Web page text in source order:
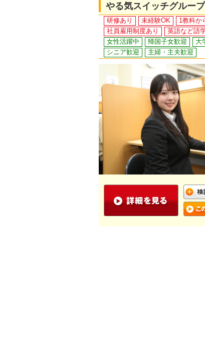
やる気スイッチグルー
研修あり 未経験OK 1教科か
社員雇用制度あり
英語など語
女性活躍中
帰国子女歓迎 大
シニア歓迎
主婦・主夫歓迎